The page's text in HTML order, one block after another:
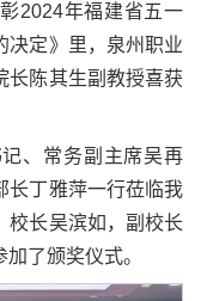
2024年福建省五一
决定》里，泉州职业
长陈其生副教授喜获
、常务副主席吴再
长丁雅萍一行莅临我
校长吴滨如，副校长
了颁奖仪式。